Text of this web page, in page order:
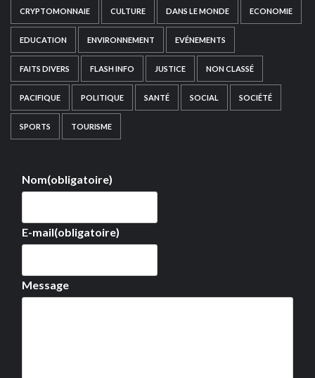
CRYPTOMONNAIE CULTURE DANS LE MONDE ECONOMIE
EDUCATION ENVIRONNEMENT EVÉNEMENTS
FAITS DIVERS FLASH INFO JUSTICE NON CLASSÉ
PACIFIQUE POLITIQUE SANTÉ SOCIAL SOCIÉTÉ
SPORTS TOURISME
Nom(obligatoire)
E-mail(obligatoire)
Message